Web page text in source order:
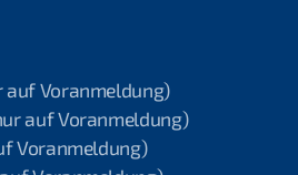
auf Voranmeldung)
auf Voranmeldung)
Voranmeldung)